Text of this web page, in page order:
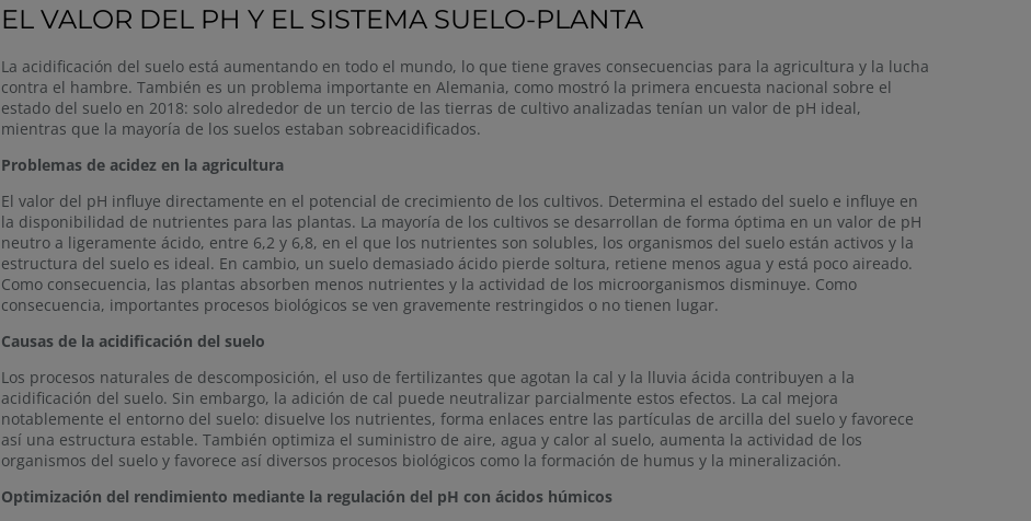
EL VALOR DEL PH Y EL SISTEMA SUELO-PLANTA
La acidificación del suelo está aumentando en todo el mundo, lo que tiene graves consecuencias para la agricultura y la lucha
contra el hambre. También es un problema importante en Alemania, como mostró la primera encuesta nacional sobre el
estado del suelo en 2018: solo alrededor de un tercio de las tierras de cultivo analizadas tenían un valor de pH ideal,
mientras que la mayoría de los suelos estaban sobreacidificados.
Problemas de acidez en la agricultura
El valor del pH influye directamente en el potencial de crecimiento de los cultivos. Determina el estado del suelo e influye en
la disponibilidad de nutrientes para las plantas. La mayoría de los cultivos se desarrollan de forma óptima en un valor de pH
neutro a ligeramente ácido, entre 6,2 y 6,8, en el que los nutrientes son solubles, los organismos del suelo están activos y la
estructura del suelo es ideal. En cambio, un suelo demasiado ácido pierde soltura, retiene menos agua y está poco aireado.
Como consecuencia, las plantas absorben menos nutrientes y la actividad de los microorganismos disminuye. Como
consecuencia, importantes procesos biológicos se ven gravemente restringidos o no tienen lugar.
Causas de la acidificación del suelo
Los procesos naturales de descomposición, el uso de fertilizantes que agotan la cal y la lluvia ácida contribuyen a la
acidificación del suelo. Sin embargo, la adición de cal puede neutralizar parcialmente estos efectos. La cal mejora
notablemente el entorno del suelo: disuelve los nutrientes, forma enlaces entre las partículas de arcilla del suelo y favorece
así una estructura estable. También optimiza el suministro de aire, agua y calor al suelo, aumenta la actividad de los
organismos del suelo y favorece así diversos procesos biológicos como la formación de humus y la mineralización.
Optimización del rendimiento mediante la regulación del pH con ácidos húmicos